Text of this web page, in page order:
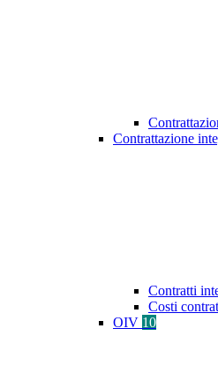
Contrattazione
Contratti
Costi
OIV 10